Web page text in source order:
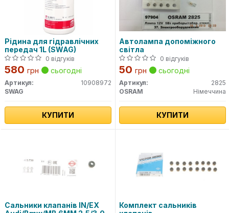
Рідина для гідравлічних
передач 1L (SWAG)
0 відгуків
580 грн сьогодні
Артикул:
10908972
SWAG
КУПИТИ
Автолампа допоміжного
світла
0 відгуків
50 грн сьогодні
Артикул:
2825
OSRAM
Німеччина
КУПИТИ
Сальники клапанів IN/EX
Комплект сальників